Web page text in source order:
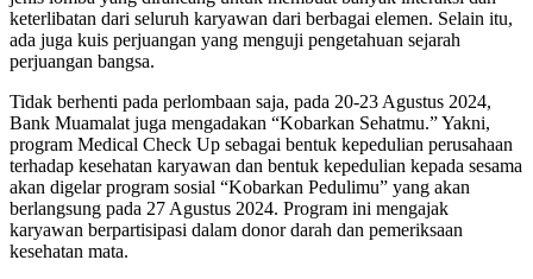
keterlibatan dari seluruh karyawan dari berbagai elemen. Selain itu,
ada juga kuis perjuangan yang menguji pengetahuan sejarah
perjuangan bangsa.
Tidak berhenti pada perlombaan saja, pada 20-23 Agustus 2024,
Bank Muamalat juga mengadakan “Kobarkan Sehatmu.” Yakni,
program Medical Check Up sebagai bentuk kepedulian perusahaan
terhadap kesehatan karyawan dan bentuk kepedulian kepada sesama
akan digelar program sosial “Kobarkan Pedulimu” yang akan
berlangsung pada 27 Agustus 2024. Program ini mengajak
karyawan berpartisipasi dalam donor darah dan pemeriksaan
kesehatan mata.